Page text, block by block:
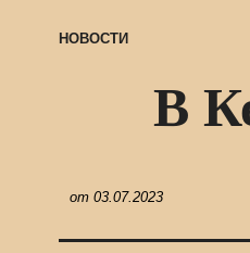
НОВОСТИ
В
от 03.07.2023